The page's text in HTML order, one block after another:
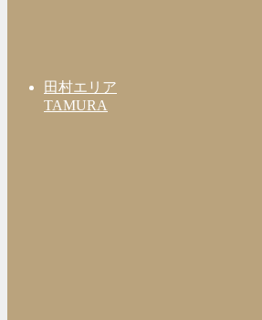
田村エリア
TAMURA